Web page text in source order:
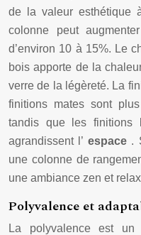
de la valeur esthétique
colonne peut
d’environ 10 à 15%. Le
bois apporte de la
verre de la légèreté. La
finitions mates sont
tandis que les finitions
agrandissent l’ espace .
une colonne de
une ambiance zen et
Polyvalence et
La polyvalence est un